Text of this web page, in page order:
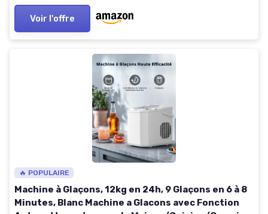
Voir l'offre
🔥 POPULAIRE
Machine à Glaçons, 12kg en 24h, 9 Glaçons en 6 à 8
Minutes, Blanc Machine a Glacons avec Fonction